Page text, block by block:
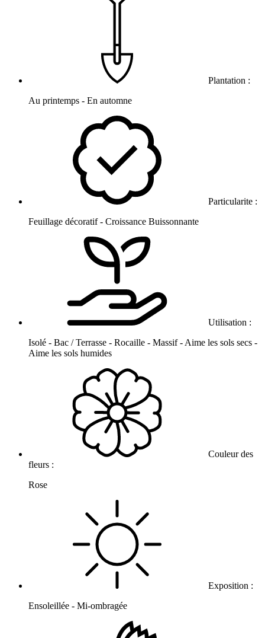
Plantation :
Au printemps - En automne
Particularite :
Feuillage décoratif - Croissance Buissonnante
Utilisation :
Isolé - Bac / Terrasse - Rocaille - Massif - Aime les sols secs -
Aime les sols humides
Couleur des
fleurs :
Rose
Exposition :
Ensoleillée - Mi-ombragée